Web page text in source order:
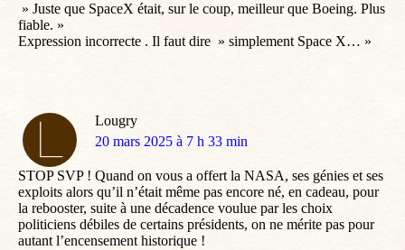
» Juste que SpaceX était, sur le coup, meilleur que Boeing. Plus
fiable. »
Expression incorrecte . Il faut dire » simplement Space X… »
Lougry
dit
20 mars 2025 à 7 h 33 min
STOP SVP ! Quand on vous a offert la NASA, ses génies et ses
exploits alors qu’il n’était même pas encore né, en cadeau, pour
la rebooster, suite à une décadence voulue par les choix
politiciens débiles de certains présidents, on ne mérite pas pour
autant l’encensement historique !